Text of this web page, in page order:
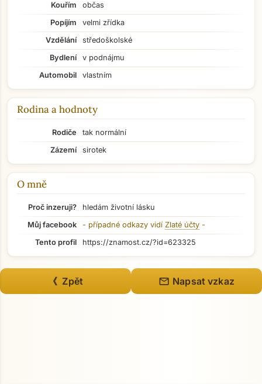
Přejít na hlavní obsah
Kouřím
občas
Popíjím
velmi zřídka
Vzdělání
středoškolské
Bydlení
v podnájmu
Automobil
vlastním
Rodina a hodnoty
Rodiče
tak normální
Zázemí
sirotek
O mně
Proč inzeruji?
hledám životní lásku
Můj facebook
- případné odkazy vidí Zlaté účty -
Tento profil
https://znamost.cz/?id=623325
《 Zpět mail Napsat vzkaz